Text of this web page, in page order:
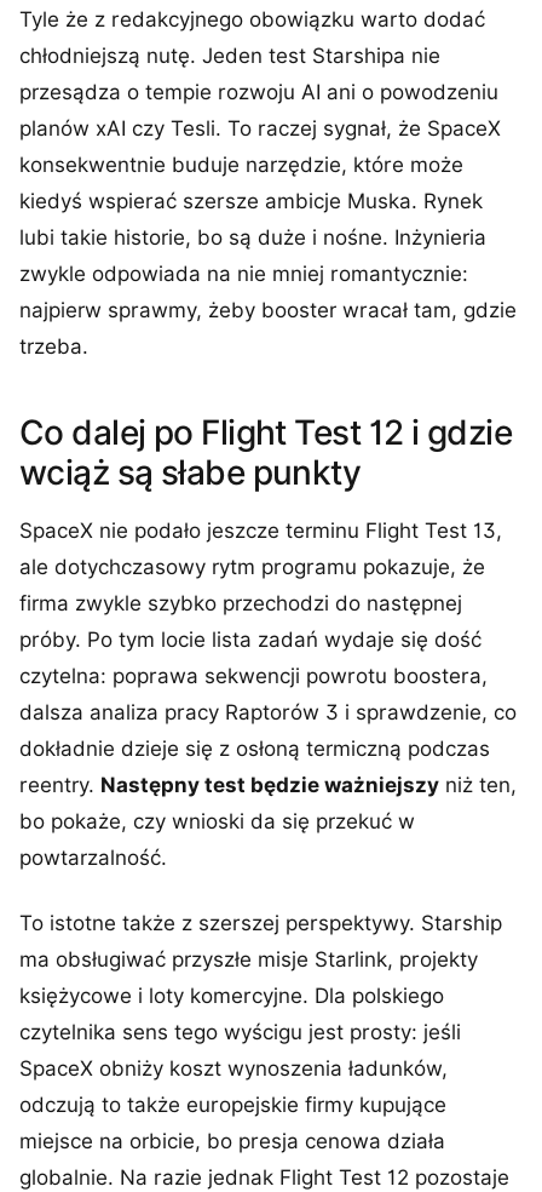
Tyle że z redakcyjnego obowiązku warto dodać
chłodniejszą nutę. Jeden test Starshipa nie
przesądza o tempie rozwoju AI ani o powodzeniu
planów xAI czy Tesli. To raczej sygnał, że SpaceX
konsekwentnie buduje narzędzie, które może
kiedyś wspierać szersze ambicje Muska. Rynek
lubi takie historie, bo są duże i nośne. Inżynieria
zwykle odpowiada na nie mniej romantycznie:
najpierw sprawmy, żeby booster wracał tam, gdzie
trzeba.
Co dalej po Flight Test 12 i gdzie
wciąż są słabe punkty
SpaceX nie podało jeszcze terminu Flight Test 13,
ale dotychczasowy rytm programu pokazuje, że
firma zwykle szybko przechodzi do następnej
próby. Po tym locie lista zadań wydaje się dość
czytelna: poprawa sekwencji powrotu boostera,
dalsza analiza pracy Raptorów 3 i sprawdzenie, co
dokładnie dzieje się z osłoną termiczną podczas
reentry. Następny test będzie ważniejszy niż ten,
bo pokaże, czy wnioski da się przekuć w
powtarzalność.
To istotne także z szerszej perspektywy. Starship
ma obsługiwać przyszłe misje Starlink, projekty
księżycowe i loty komercyjne. Dla polskiego
czytelnika sens tego wyścigu jest prosty: jeśli
SpaceX obniży koszt wynoszenia ładunków,
odczują to także europejskie firmy kupujące
miejsce na orbicie, bo presja cenowa działa
globalnie. Na razie jednak Flight Test 12 pozostaje